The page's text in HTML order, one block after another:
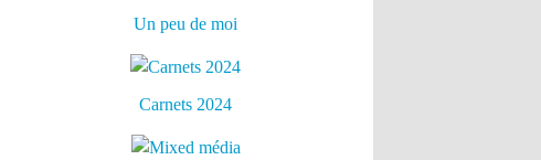
Un peu de moi
Carnets 2024